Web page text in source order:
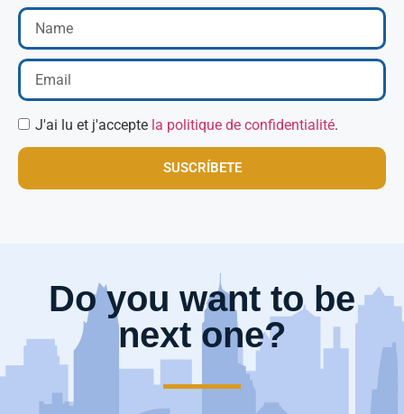
J'ai lu et j'accepte la politique de confidentialité.
SUSCRÍBETE
Do you want to be
next one?